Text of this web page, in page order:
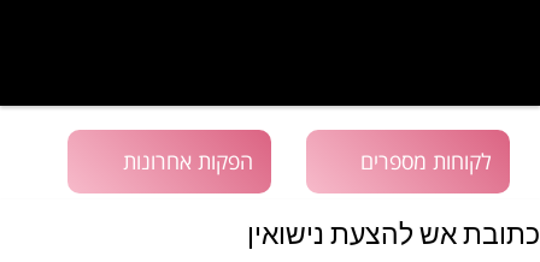
לקוחות מספרים הפקות אחרונות
כתובת אש להצעת נישואין